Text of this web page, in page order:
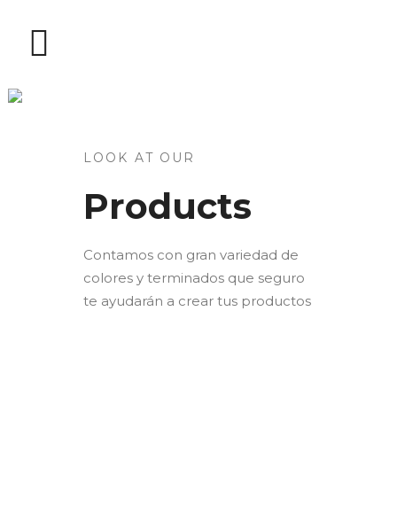
LOOK AT OUR
Products
Contamos con gran variedad de
colores y terminados que seguro
te ayudarán a crear tus productos